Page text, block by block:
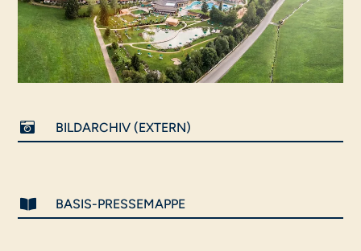
 BILDARCHIV (EXTERN)
 BASIS-PRESSEMAPPE